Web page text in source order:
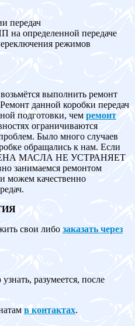
передач
на определенной передаче
режимов
выполнить ремонт
данной коробки передач
подготовки, чем ремонт
ограничиваются
Было много случаев
обращались к нам. Если
МАСЛА НЕ УСТРАНЯЕТ
ремонтом
можем качественно
свои либо заказать через
разумеется, после
в контактах.